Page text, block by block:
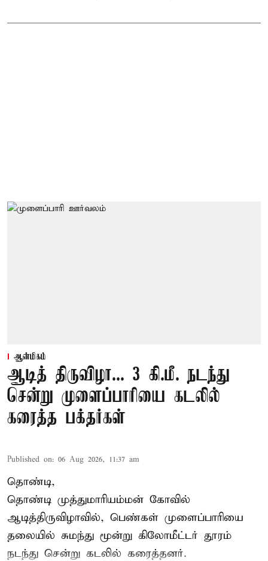
ஆன்மிகம்
ஆடித் திருவிழா... 3 கி.மீ. நடந்து
சென்று முளைப்பாரியை கடலில்
கரைத்த பக்தர்கள்
Published on: 06 Aug 2026, 11:37 am
தொண்டி,
தொண்டி முத்துமாரியம்மன் கோவில்
ஆடித்திருவிழாவில், பெண்கள் முளைப்பாரியை
தலையில் சுமந்து மூன்று கிலோமீட்டர் தூரம்
நடந்து சென்று கடலில் கரைத்தனர்.